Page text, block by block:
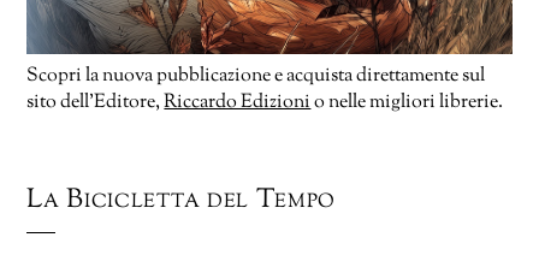
Scopri la nuova pubblicazione e acquista direttamente sul
sito dell’Editore,Riccardo Edizionio nelle migliori librerie.
La Bicicletta del Tempo